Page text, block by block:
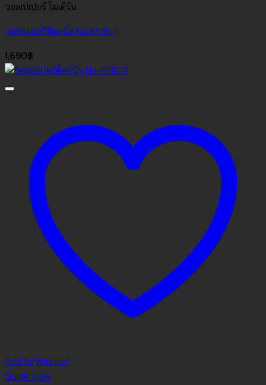
วอลเปเปอร์ โมเดิร์น
วอลเปเปอร์ติดผนัง No.8618-1
1,690฿
Add to Wishlist
Quick View